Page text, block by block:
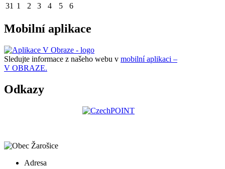
31 1 2 3 4 5 6
Mobilní aplikace
Sledujte informace z našeho webu v mobilní aplikaci –
V OBRAZE.
Odkazy
Adresa